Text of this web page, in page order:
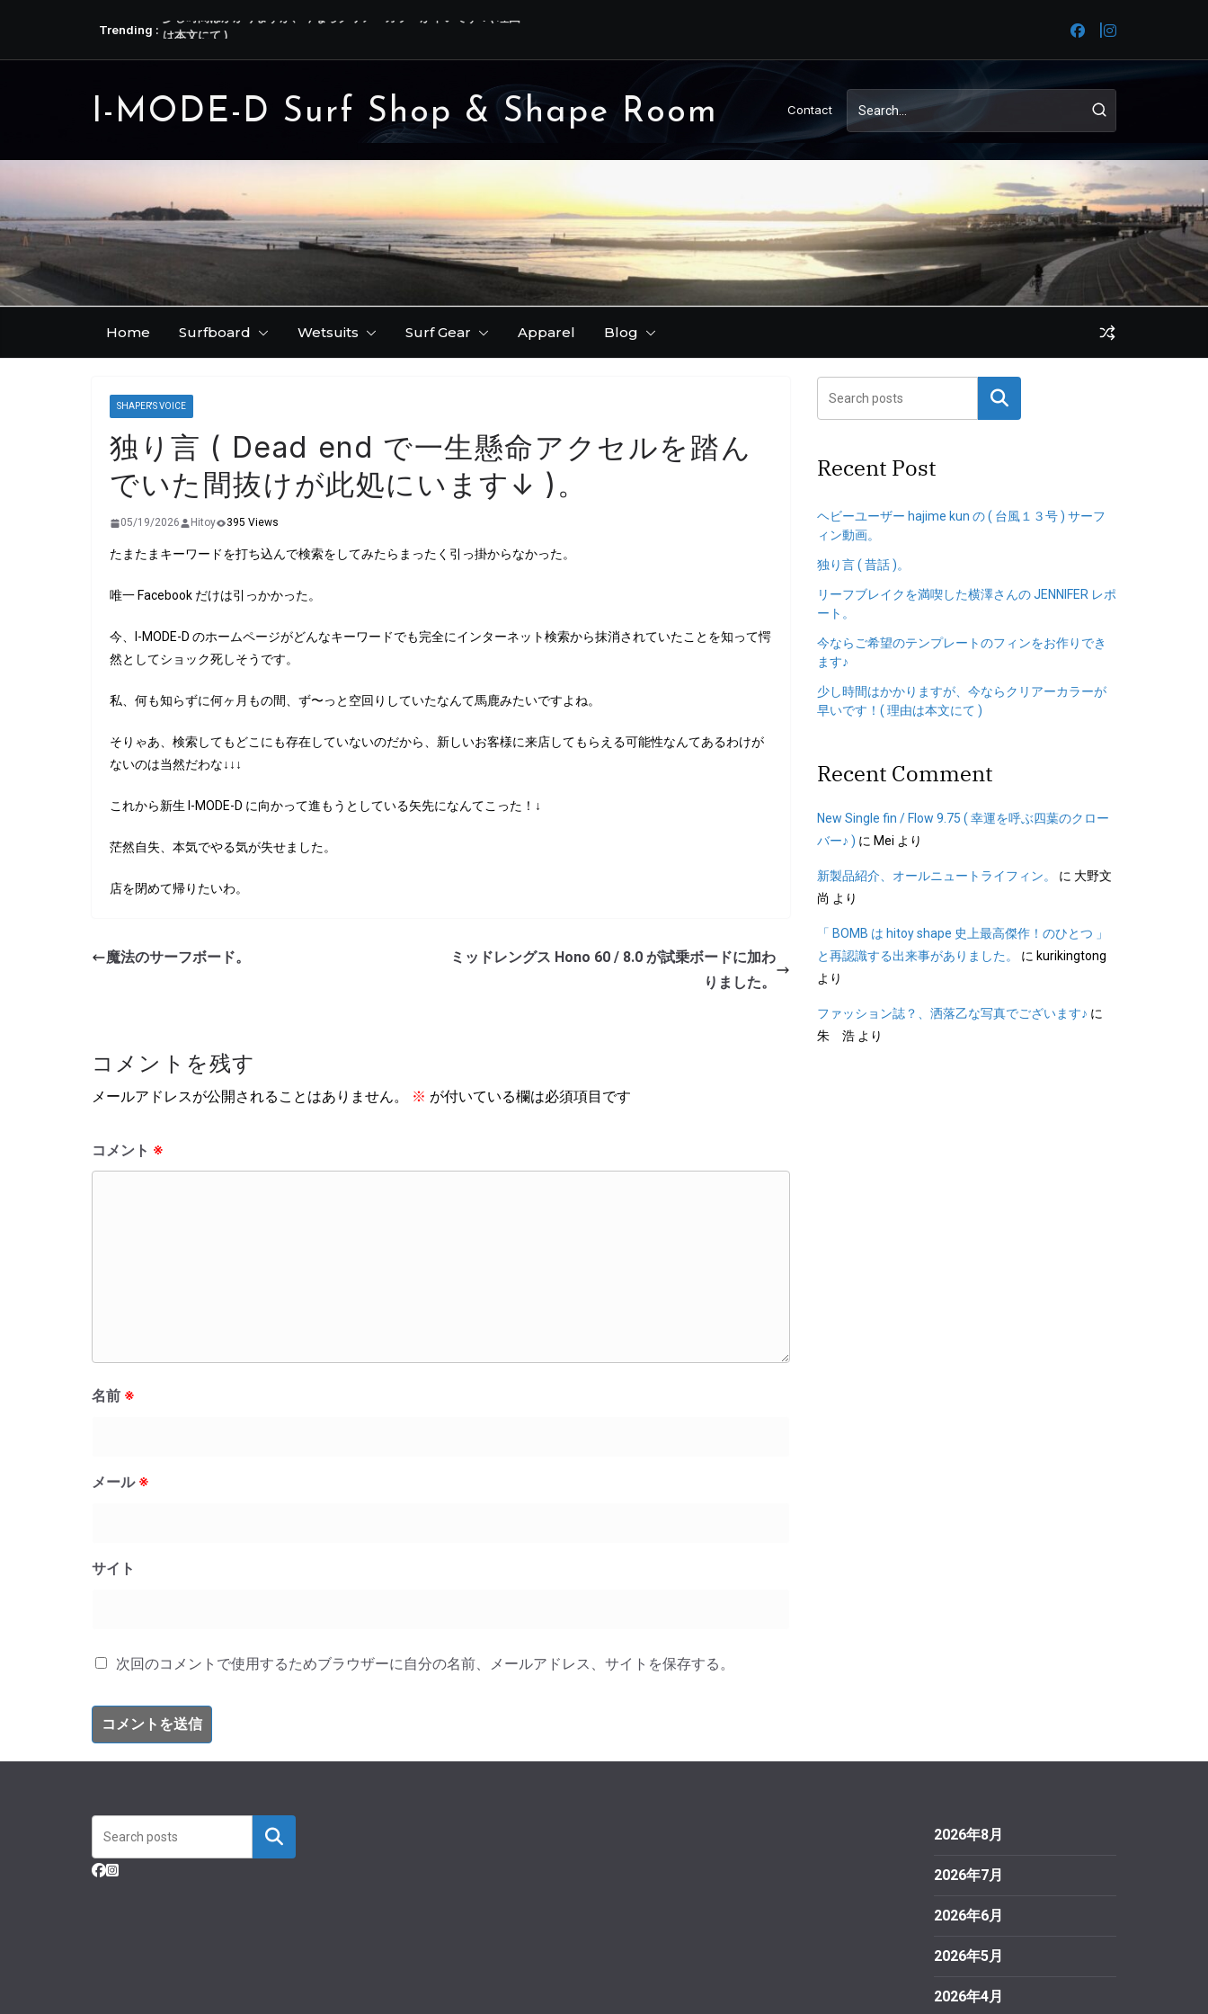
テ
ス
ッ
プ
Trending : 少し時間はかかりますが、今ならクリアーカラーが早いです！( 理由
リーフブレイクを満喫した横澤さんの JENNIFER レポート。
今ならご希望のテンプレートのフィンをお作りできます♪
I-MODE-D Surf Shop & Shape Room Contact
Home Surfboard Wetsuits Surf Gear Apparel Blog
SHAPER'S VOICE
独り言 ( Dead end で一生懸命アクセルを踏ん
でいた間抜けが此処にいます↓ )。
05/19/2026 Hitoy 395 Views
たまたまキーワードを打ち込んで検索をしてみたらまったく引っ掛からなかった。
唯一 Facebook だけは引っかかった。
今、I-MODE-D のホームページがどんなキーワードでも完全にインターネット検索から抹消されていたことを知って愕
然としてショック死しそうです。
私、何も知らずに何ヶ月もの間、ず〜っと空回りしていたなんて馬鹿みたいですよね。
そりゃあ、検索してもどこにも存在していないのだから、新しいお客様に来店してもらえる可能性なんてあるわけが
ないのは当然だわな↓↓↓
これから新生 I-MODE-D に向かって進もうとしている矢先になんてこった！↓
茫然自失、本気でやる気が失せました。
店を閉めて帰りたいわ。
魔法のサーフボード。
ミッドレングス Hono 60 / 8.0 が試乗ボードに加わ
りました。
コメントを残す
メールアドレスが公開されることはありません。 ※ が付いている欄は必須項目です
コメント ※
名前 ※
メール ※
サイト
次回のコメントで使用するためブラウザーに自分の名前、メールアドレス、サイトを保存する。
検索
Recent Post
ヘビーユーザー hajime kun の ( 台風１３号 ) サーフ
ィン動画。
独り言 ( 昔話 )。
リーフブレイクを満喫した横澤さんの JENNIFER レポ
ート。
今ならご希望のテンプレートのフィンをお作りでき
ます♪
少し時間はかかりますが、今ならクリアーカラーが
早いです！( 理由は本文にて )
Recent Comment
New Single fin / Flow 9.75 ( 幸運を呼ぶ四葉のクロー
バー♪ ) に Mei より
新製品紹介、オールニュートライフィン。 に 大野文
尚 より
「 BOMB は hitoy shape 史上最高傑作！のひとつ 」
と再認識する出来事がありました。
に kurikingtong
より
ファッション誌？、洒落乙な写真でございます♪ に
朱 浩 より
2026年8月
2026年7月
2026年6月
2026年5月
2026年4月